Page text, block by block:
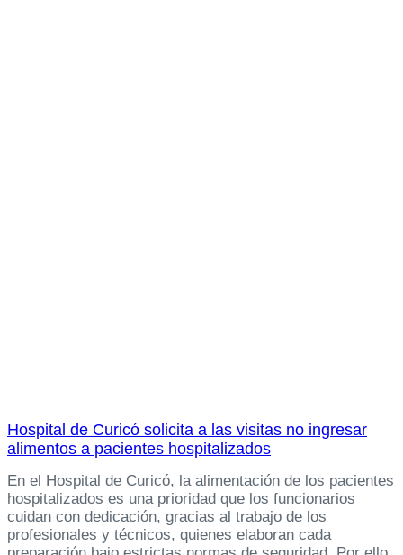
Hospital de Curicó solicita a las visitas no ingresar
alimentos a pacientes hospitalizados
En el Hospital de Curicó, la alimentación de los pacientes
hospitalizados es una prioridad que los funcionarios
cuidan con dedicación, gracias al trabajo de los
profesionales y técnicos, quienes elaboran cada